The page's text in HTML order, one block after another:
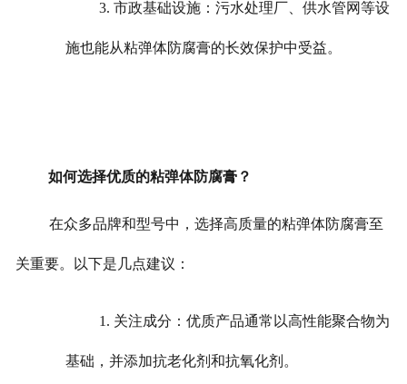
3. 市政基础设施：污水处理厂、供水管网等设
施也能从粘弹体防腐膏的长效保护中受益。
如何选择优质的粘弹体防腐膏？
在众多品牌和型号中，选择高质量的粘弹体防腐膏至
关重要。以下是几点建议：
1. 关注成分：优质产品通常以高性能聚合物为
基础，并添加抗老化剂和抗氧化剂。